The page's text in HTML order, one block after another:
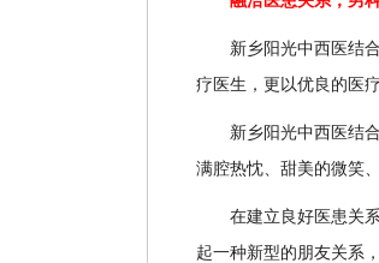
新乡阳光中西医结合
疗医生，更以优良的医
新乡阳光中西医结合
满腔热忱、甜美的微笑
在建立良好医患关系
起一种新型的朋友关系